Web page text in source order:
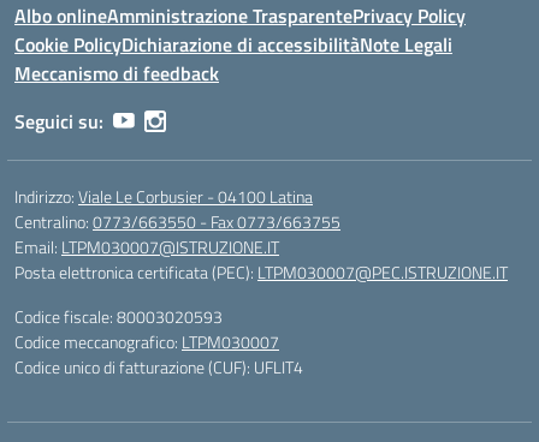
Albo onlineAmministrazione TrasparentePrivacy Policy
Cookie PolicyDichiarazione di accessibilitàNote Legali
Meccanismo di feedback
Seguici su:
Indirizzo:Viale Le Corbusier - 04100 Latina
Centralino:0773/663550 - Fax 0773/663755
Email: LTPM030007@ISTRUZIONE.IT
Posta elettronica certificata (PEC): LTPM030007@PEC.ISTRUZIONE.IT
Codice fiscale: 80003020593
Codice meccanografico: LTPM030007
Codice unico di fatturazione (CUF): UFLIT4